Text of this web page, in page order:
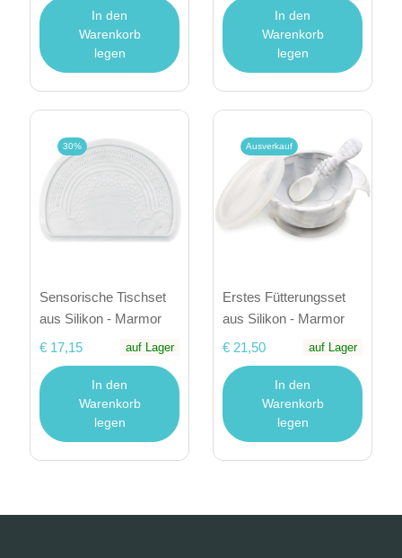
In den
Warenkorb
legen
In den
Warenkorb
legen
30%
Sensorische Tischset
aus Silikon - Marmor
€ 17,15
auf Lager
In den
Warenkorb
legen
Ausverkauf
Erstes Fütterungsset
aus Silikon - Marmor
€ 21,50
auf Lager
In den
Warenkorb
legen